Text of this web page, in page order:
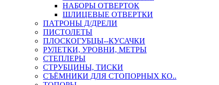
НАБОРЫ ОТВЕРТОК
ШЛИЦЕВЫЕ ОТВЕРТКИ
ПАТРОНЫ Д/ДРЕЛИ
ПИСТОЛЕТЫ
ПЛОСКОГУБЦЫ--КУСАЧКИ
РУЛЕТКИ, УРОВНИ, МЕТРЫ
СТЕПЛЕРЫ
СТРУБЦИНЫ, ТИСКИ
СЪЁМНИКИ ДЛЯ СТОПОРНЫХ КО..